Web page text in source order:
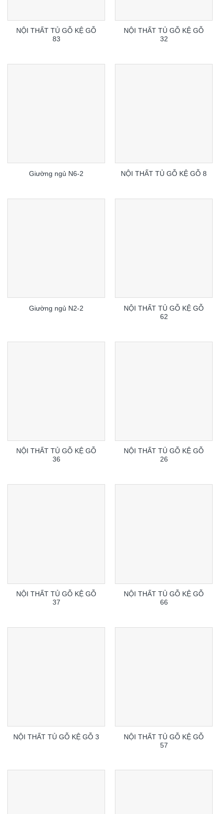
NỘI THẤT TỦ GỖ KỆ GỖ
83
NỘI THẤT TỦ GỖ KỆ GỖ
32
Giường ngủ N6-2 NỘI THẤT TỦ GỖ KỆ GỖ 8
Giường ngủ N2-2
NỘI THẤT TỦ GỖ KỆ GỖ
62
NỘI THẤT TỦ GỖ KỆ GỖ
36
NỘI THẤT TỦ GỖ KỆ GỖ
26
NỘI THẤT TỦ GỖ KỆ GỖ
37
NỘI THẤT TỦ GỖ KỆ GỖ
66
NỘI THẤT TỦ GỖ KỆ GỖ 3
NỘI THẤT TỦ GỖ KỆ GỖ
57